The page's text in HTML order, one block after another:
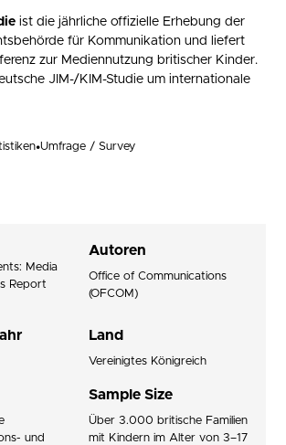
ist die jährliche offizielle Erhebung der
für Kommunikation und liefert
zur Mediennutzung britischer Kinder.
JIM-/KIM-Studie um internationale
•Umfrage / Survey
Media
Report
Autoren
Office of Communications
(OFCOM)
Land
Vereinigtes Königreich
und
Sample Size
Über 3.000 britische Familien
mit Kindern im Alter von 3–17